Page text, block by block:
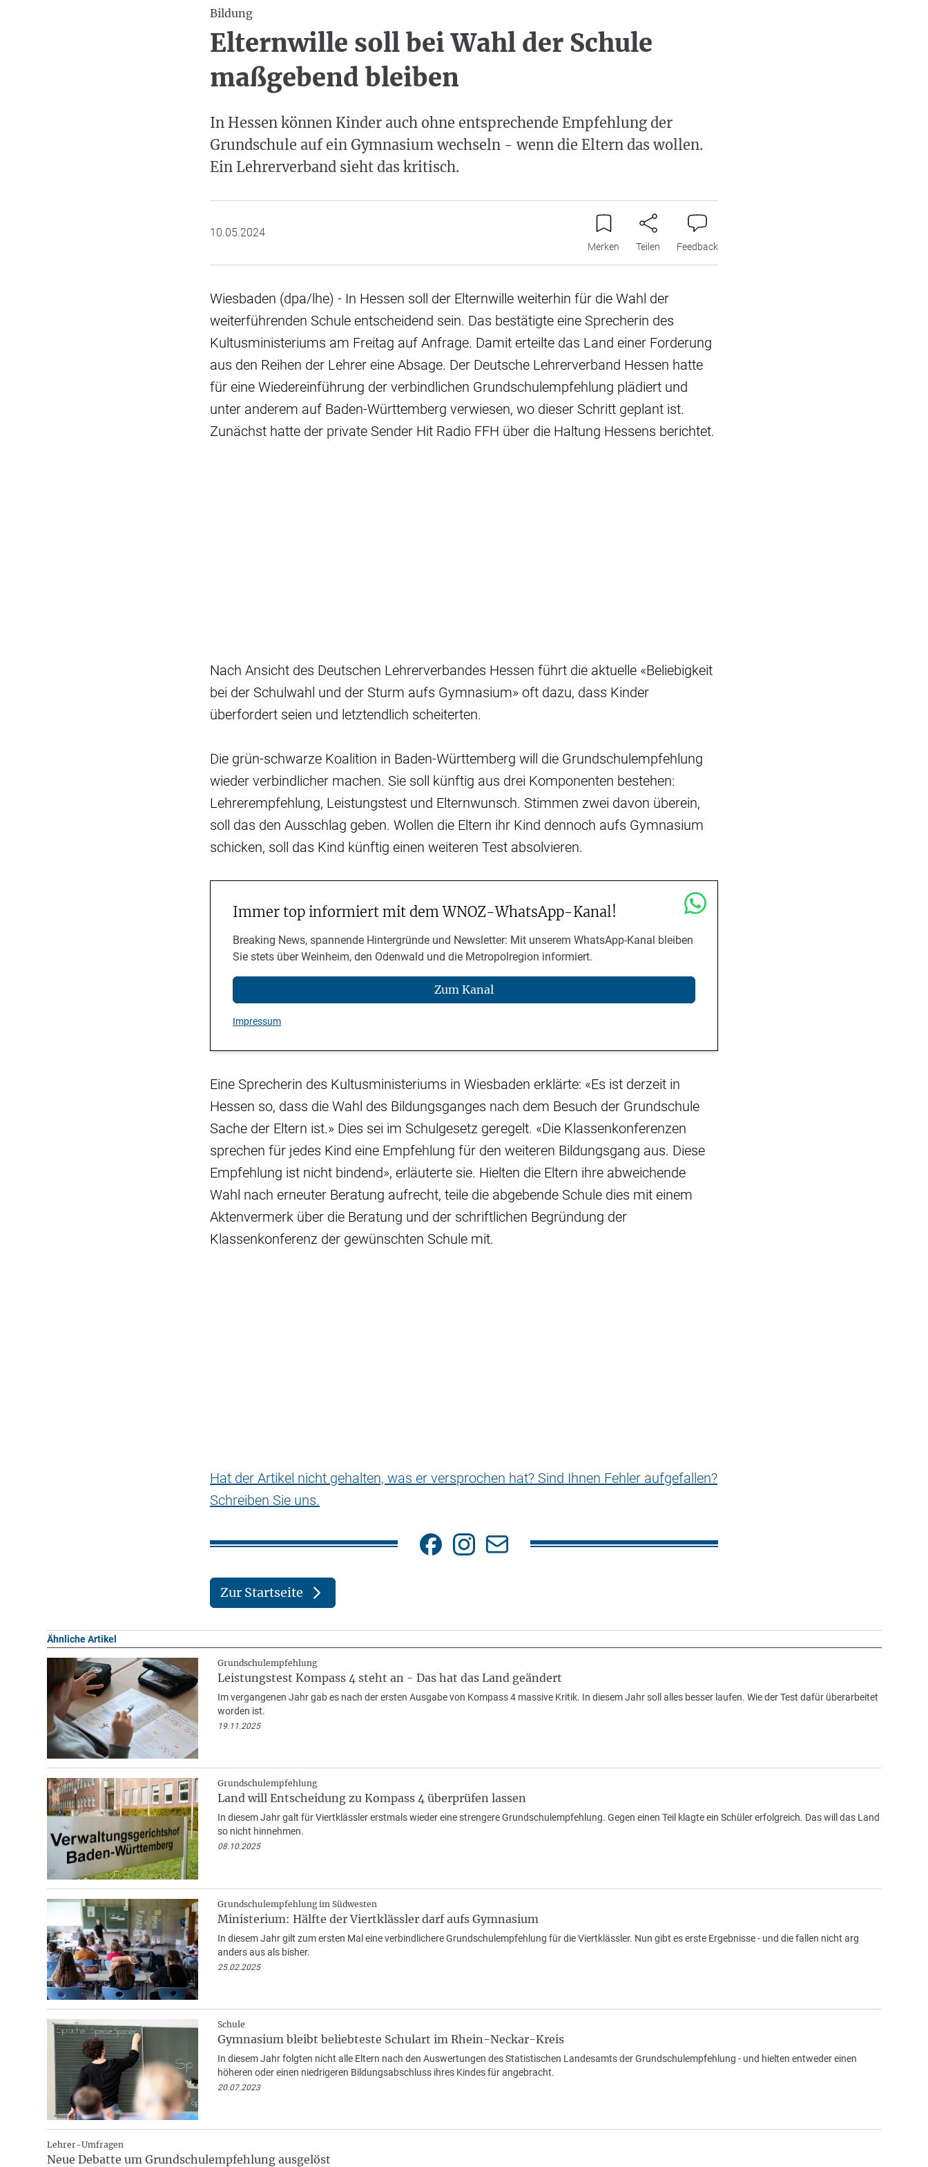
Bildung
Elternwille soll bei Wahl der Schule
maßgebend bleiben
In Hessen können Kinder auch ohne entsprechende Empfehlung der
Grundschule auf ein Gymnasium wechseln - wenn die Eltern das wollen.
Ein Lehrerverband sieht das kritisch.
10.05.2024
Merken Teilen Feedback
Wiesbaden (dpa/lhe) - In Hessen soll der Elternwille weiterhin für die Wahl der
weiterführenden Schule entscheidend sein. Das bestätigte eine Sprecherin des
Kultusministeriums am Freitag auf Anfrage. Damit erteilte das Land einer Forderung
aus den Reihen der Lehrer eine Absage. Der Deutsche Lehrerverband Hessen hatte
für eine Wiedereinführung der verbindlichen Grundschulempfehlung plädiert und
unter anderem auf Baden-Württemberg verwiesen, wo dieser Schritt geplant ist.
Zunächst hatte der private Sender Hit Radio FFH über die Haltung Hessens berichtet.
Nach Ansicht des Deutschen Lehrerverbandes Hessen führt die aktuelle «Beliebigkeit
bei der Schulwahl und der Sturm aufs Gymnasium» oft dazu, dass Kinder
überfordert seien und letztendlich scheiterten.
Die grün-schwarze Koalition in Baden-Württemberg will die Grundschulempfehlung
wieder verbindlicher machen. Sie soll künftig aus drei Komponenten bestehen:
Lehrerempfehlung, Leistungstest und Elternwunsch. Stimmen zwei davon überein,
soll das den Ausschlag geben. Wollen die Eltern ihr Kind dennoch aufs Gymnasium
schicken, soll das Kind künftig einen weiteren Test absolvieren.
Immer top informiert mit dem WNOZ-WhatsApp-Kanal!
Breaking News, spannende Hintergründe und Newsletter: Mit unserem WhatsApp-Kanal bleiben
Sie stets über Weinheim, den Odenwald und die Metropolregion informiert.
Zum Kanal
Impressum
Eine Sprecherin des Kultusministeriums in Wiesbaden erklärte: «Es ist derzeit in
Hessen so, dass die Wahl des Bildungsganges nach dem Besuch der Grundschule
Sache der Eltern ist.» Dies sei im Schulgesetz geregelt. «Die Klassenkonferenzen
sprechen für jedes Kind eine Empfehlung für den weiteren Bildungsgang aus. Diese
Empfehlung ist nicht bindend», erläuterte sie. Hielten die Eltern ihre abweichende
Wahl nach erneuter Beratung aufrecht, teile die abgebende Schule dies mit einem
Aktenvermerk über die Beratung und der schriftlichen Begründung der
Klassenkonferenz der gewünschten Schule mit.
Hat der Artikel nicht gehalten, was er versprochen hat? Sind Ihnen Fehler aufgefallen?
Schreiben Sie uns.
Zur Startseite
Ähnliche Artikel
Grundschulempfehlung
Leistungstest Kompass 4 steht an - Das hat das Land geändert
Im vergangenen Jahr gab es nach der ersten Ausgabe von Kompass 4 massive Kritik. In diesem Jahr soll alles besser laufen. Wie der Test dafür überarbeitet
worden ist.
19.11.2025
Grundschulempfehlung
Land will Entscheidung zu Kompass 4 überprüfen lassen
In diesem Jahr galt für Viertklässler erstmals wieder eine strengere Grundschulempfehlung. Gegen einen Teil klagte ein Schüler erfolgreich. Das will das Land
so nicht hinnehmen.
08.10.2025
Grundschulempfehlung im Südwesten
Ministerium: Hälfte der Viertklässler darf aufs Gymnasium
In diesem Jahr gilt zum ersten Mal eine verbindlichere Grundschulempfehlung für die Viertklässler. Nun gibt es erste Ergebnisse - und die fallen nicht arg
anders aus als bisher.
25.02.2025
Schule
Gymnasium bleibt beliebteste Schulart im Rhein-Neckar-Kreis
In diesem Jahr folgten nicht alle Eltern nach den Auswertungen des Statistischen Landesamts der Grundschulempfehlung - und hielten entweder einen
höheren oder einen niedrigeren Bildungsabschluss ihres Kindes für angebracht.
20.07.2023
Lehrer-Umfragen
Neue Debatte um Grundschulempfehlung ausgelöst